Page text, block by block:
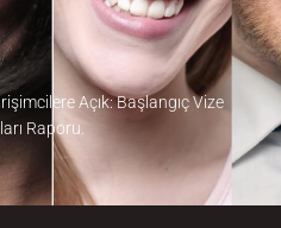
Açık: Başlangıç Vize
Raporu.